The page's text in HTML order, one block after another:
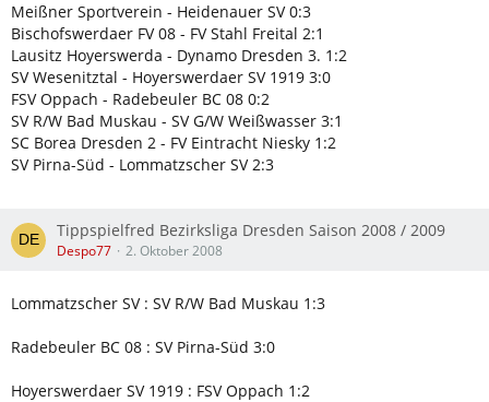
Meißner Sportverein - Heidenauer SV 0:3
Bischofswerdaer FV 08 - FV Stahl Freital 2:1
Lausitz Hoyerswerda - Dynamo Dresden 3. 1:2
SV Wesenitztal - Hoyerswerdaer SV 1919 3:0
FSV Oppach - Radebeuler BC 08 0:2
SV R/W Bad Muskau - SV G/W Weißwasser 3:1
SC Borea Dresden 2 - FV Eintracht Niesky 1:2
SV Pirna-Süd - Lommatzscher SV 2:3
Tippspielfred Bezirksliga Dresden Saison 2008 / 2009
Despo77 2. Oktober 2008
Lommatzscher SV : SV R/W Bad Muskau 1:3
Radebeuler BC 08 : SV Pirna-Süd 3:0
Hoyerswerdaer SV 1919 : FSV Oppach 1:2